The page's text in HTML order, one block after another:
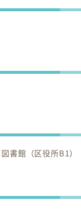
書館（区役所B1）